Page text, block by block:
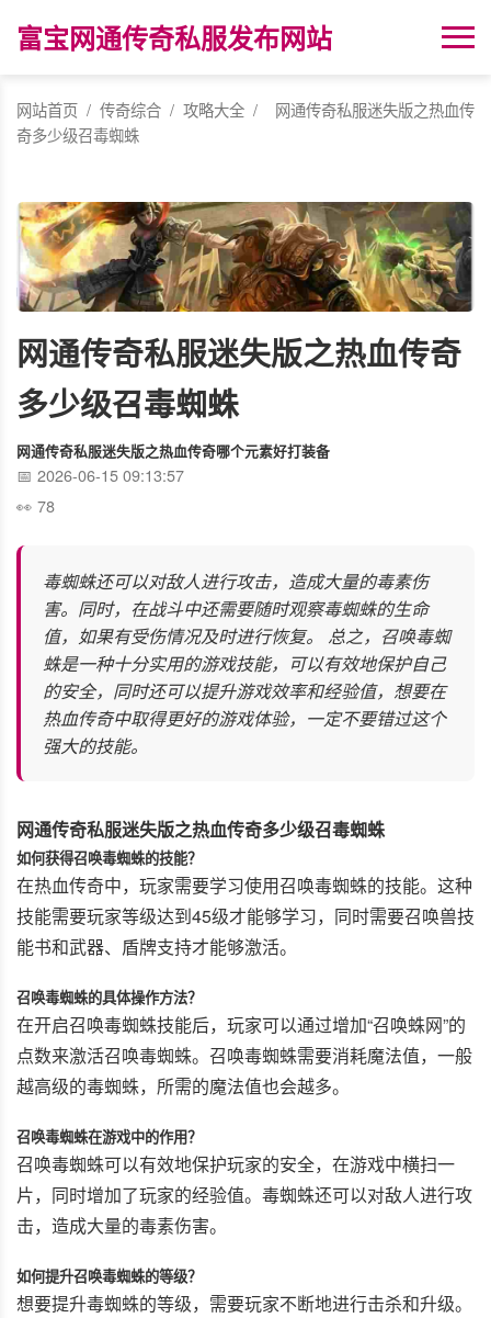
富宝网通传奇私服发布网站
网站首页 / 传奇综合 / 攻略大全 /
网通传奇私服迷失版之热血传
奇多少级召毒蜘蛛
网通传奇私服迷失版之热血传奇
多少级召毒蜘蛛
网通传奇私服迷失版之热血传奇哪个元素好打装备
2026-06-15 09:13:57
78
毒蜘蛛还可以对敌人进行攻击，造成大量的毒素伤
害。同时，在战斗中还需要随时观察毒蜘蛛的生命
值，如果有受伤情况及时进行恢复。 总之，召唤毒蜘
蛛是一种十分实用的游戏技能，可以有效地保护自己
的安全，同时还可以提升游戏效率和经验值，想要在
热血传奇中取得更好的游戏体验，一定不要错过这个
强大的技能。
网通传奇私服迷失版之热血传奇多少级召毒蜘蛛
如何获得召唤毒蜘蛛的技能？
在热血传奇中，玩家需要学习使用召唤毒蜘蛛的技能。这种
技能需要玩家等级达到45级才能够学习，同时需要召唤兽技
能书和武器、盾牌支持才能够激活。
召唤毒蜘蛛的具体操作方法？
在开启召唤毒蜘蛛技能后，玩家可以通过增加“召唤蛛网”的
点数来激活召唤毒蜘蛛。召唤毒蜘蛛需要消耗魔法值，一般
越高级的毒蜘蛛，所需的魔法值也会越多。
召唤毒蜘蛛在游戏中的作用？
召唤毒蜘蛛可以有效地保护玩家的安全，在游戏中横扫一
片，同时增加了玩家的经验值。毒蜘蛛还可以对敌人进行攻
击，造成大量的毒素伤害。
如何提升召唤毒蜘蛛的等级？
想要提升毒蜘蛛的等级，需要玩家不断地进行击杀和升级。